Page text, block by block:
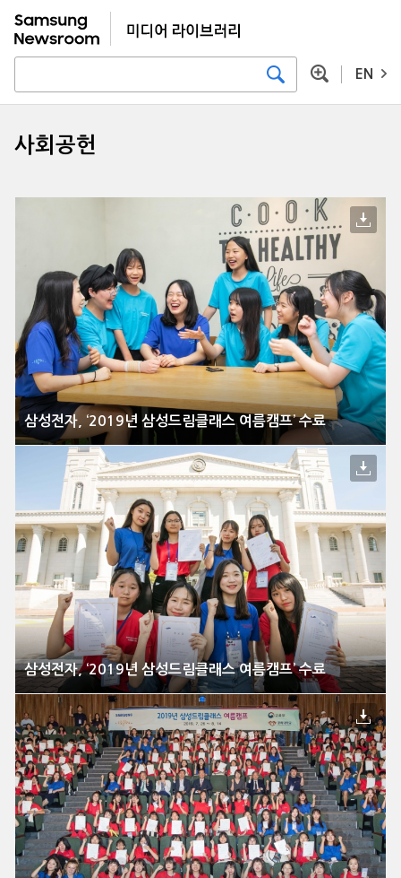
EN
사회공헌
삼성전자, ‘2019년 삼성드림클래스 여름캠프’ 수료
삼성전자, ‘2019년 삼성드림클래스 여름캠프’ 수료